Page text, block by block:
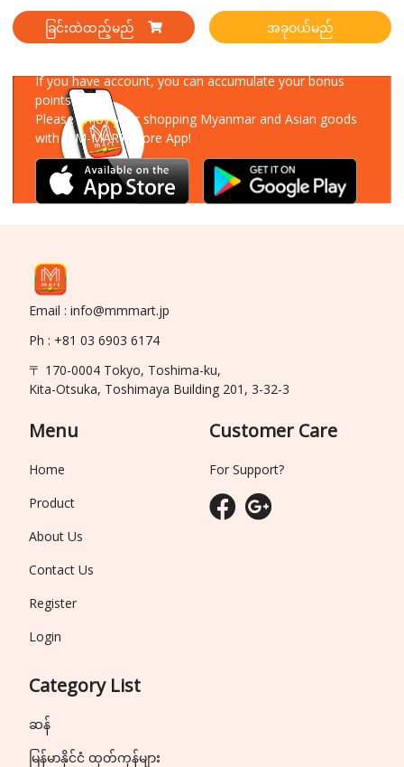
ခြင်းထဲထည့်မည် အခုဝယ်မည်
If you have account, you can accumulate your bonus
points!
Please enjoy your shopping Myanmar and Asian goods
with MM-MART Store App!
Email : info@mmmart.jp
Ph : +81 03 6903 6174
〒 170-0004 Tokyo, Toshima-ku,
Kita-Otsuka, Toshimaya Building 201, 3-32-3
Menu
Home
Product
About Us
Contact Us
Register
Login
Category List
ဆန်
မြန်မာနိုင်ငံ ထုတ်ကုန်များ
Customer Care
For Support?